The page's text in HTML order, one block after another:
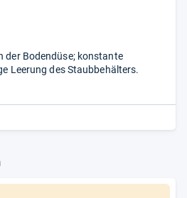
der Bodendüse; konstante
Leerung des Staubbehälters.